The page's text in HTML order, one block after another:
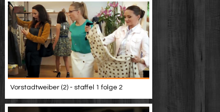
Vorstadtweiber (2) - staffel 1 folge 2